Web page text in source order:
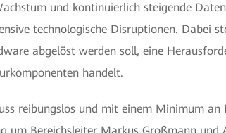
und kontinuierlich steigende
technologische Disruptionen. Dabei
abgelöst werden soll, eine
handelt.
reibungslos und mit einem Minimum an